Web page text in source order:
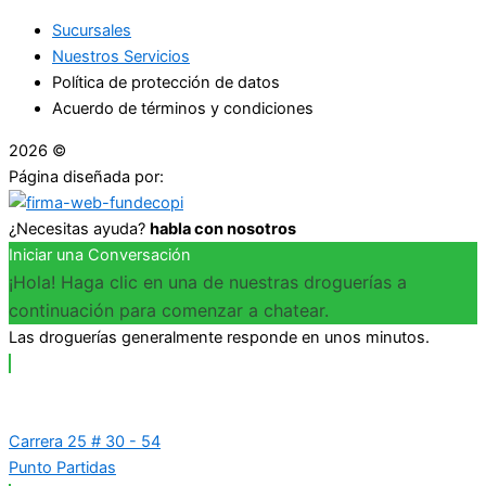
Sucursales
Nuestros Servicios
Política de protección de datos
Acuerdo de términos y condiciones
2026 ©
Página diseñada por:
¿Necesitas ayuda? habla con nosotros
Iniciar una Conversación
¡Hola! Haga clic en una de nuestras droguerías a
continuación para comenzar a chatear.
Las droguerías generalmente responde en unos minutos.
Carrera 25 # 30 - 54
Punto Partidas